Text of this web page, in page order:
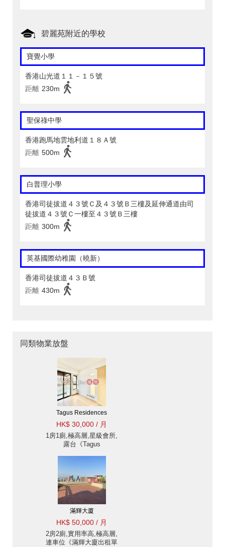
碧麗苑附近的學校
寶覺小學
香港山光道１１－１５號
距離 230m
聖保祿中學
香港跑馬地雲地利道１８Ａ號
距離 500m
白普理小學
香港司徒拔道４３號Ｃ及４３號Ｂ三樓及延伸通道由司
徒拔道４３號Ｃ一樓至４３號Ｂ三樓
距離 300m
英基國際幼稚園（曉新）
香港司徒拔道４３Ｂ號
距離 430m
同類物業放盤
Tagus Residences
HK$ 30,000 / 月
1房1廁,極高層,星級會所,
露台《Tagus
滿輝大廈
HK$ 50,000 / 月
2房2廁,實用率高,極高層,
連車位《滿輝大廈出租單